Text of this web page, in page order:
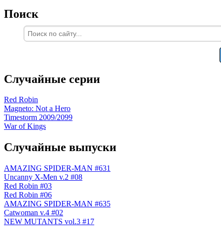
Поиск
Случайные серии
Red Robin
Magneto: Not a Hero
Timestorm 2009/2099
War of Kings
Случайные выпуски
AMAZING SPIDER-MAN #631
Uncanny X-Men v.2 #08
Red Robin #03
Red Robin #06
AMAZING SPIDER-MAN #635
Catwoman v.4 #02
NEW MUTANTS vol.3 #17